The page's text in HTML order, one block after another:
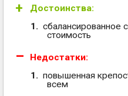
Достоинства:
cбалансированное
стоимость
Недостатки:
повышенная
всем